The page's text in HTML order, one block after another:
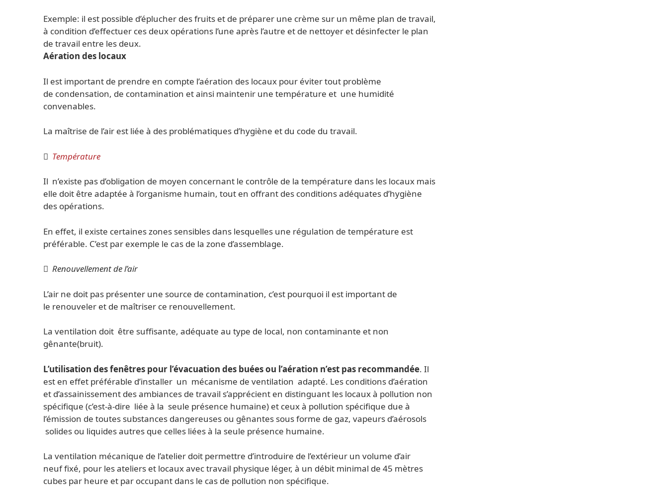
Exemple: il est possible d’éplucher des fruits et de préparer une crème sur un même plan de travail,
à condition d’effectuer ces deux opérations l’une après l’autre et de nettoyer et désinfecter le plan
de travail entre les deux.
Aération des locaux
Il est important de prendre en compte l’aération des locaux pour éviter tout problème
de condensation, de contamination et ainsi maintenir une température et une humidité
convenables.
La maîtrise de l’air est liée à des problématiques d’hygiène et du code du travail.
 Température
Il n’existe pas d’obligation de moyen concernant le contrôle de la température dans les locaux mais
elle doit être adaptée à l’organisme humain, tout en offrant des conditions adéquates d’hygiène
des opérations.
En effet, il existe certaines zones sensibles dans lesquelles une régulation de température est
préférable. C’est par exemple le cas de la zone d’assemblage.
 Renouvellement de l’air
L’air ne doit pas présenter une source de contamination, c’est pourquoi il est important de
le renouveler et de maîtriser ce renouvellement.
La ventilation doit être suffisante, adéquate au type de local, non contaminante et non
gênante(bruit).
L’utilisation des fenêtres pour l’évacuation des buées ou l’aération n’est pas recommandée. Il
est en effet préférable d’installer un mécanisme de ventilation adapté. Les conditions d’aération
et d’assainissement des ambiances de travail s’apprécient en distinguant les locaux à pollution non
spécifique (c’est-à-dire liée à la seule présence humaine) et ceux à pollution spécifique due à
l’émission de toutes substances dangereuses ou gênantes sous forme de gaz, vapeurs d’aérosols
solides ou liquides autres que celles liées à la seule présence humaine.
La ventilation mécanique de l’atelier doit permettre d’introduire de l’extérieur un volume d’air
neuf fixé, pour les ateliers et locaux avec travail physique léger, à un débit minimal de 45 mètres
cubes par heure et par occupant dans le cas de pollution non spécifique.